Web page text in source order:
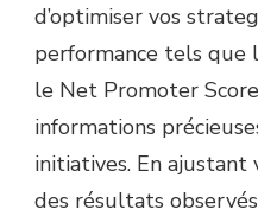
d’optimiser vos
performance tels
le Net Promoter
informations
initiatives. En ajustant
des résultats